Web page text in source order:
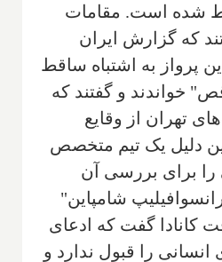
شده است. مقامات
که گزارش ایران
پرواز به اشتباه ساقط
خواندند و گفتند که
تهران از وقایع
دلیل یک تیم متخصص
را برای بررسی آن
شامپاین"
کانادا گفت که ادعای
انسانی را قبول ندارد و